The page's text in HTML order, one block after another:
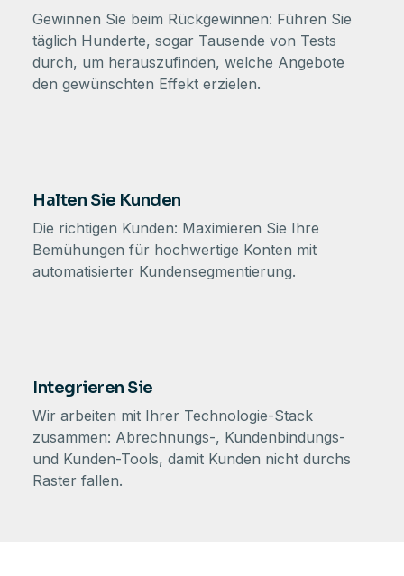
Gewinnen Sie beim Rückgewinnen: Führen Sie
täglich Hunderte, sogar Tausende von Tests
durch, um herauszufinden, welche Angebote
den gewünschten Effekt erzielen.
Halten Sie Kunden
Die richtigen Kunden: Maximieren Sie Ihre
Bemühungen für hochwertige Konten mit
automatisierter Kundensegmentierung.
Integrieren Sie
Wir arbeiten mit Ihrer Technologie-Stack
zusammen: Abrechnungs-, Kundenbindungs-
und Kunden-Tools, damit Kunden nicht durchs
Raster fallen.